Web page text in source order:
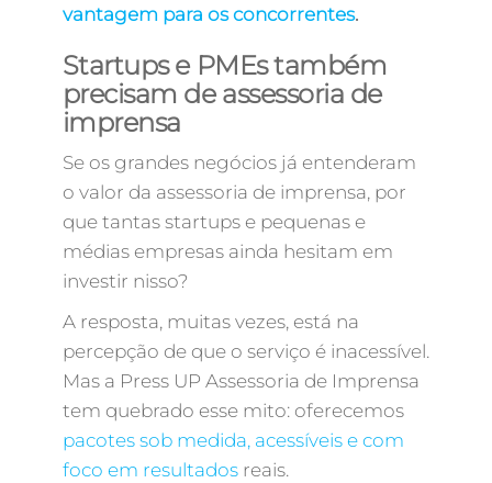
vantagem para os concorrentes.
Startups e PMEs também
precisam de assessoria de
imprensa
Se os grandes negócios já entenderam
o valor da assessoria de imprensa, por
que tantas startups e pequenas e
médias empresas ainda hesitam em
investir nisso?
A resposta, muitas vezes, está na
percepção de que o serviço é inacessível.
Mas a Press UP Assessoria de Imprensa
tem quebrado esse mito: oferecemos
pacotes sob medida, acessíveis e com
foco em resultadosreais.